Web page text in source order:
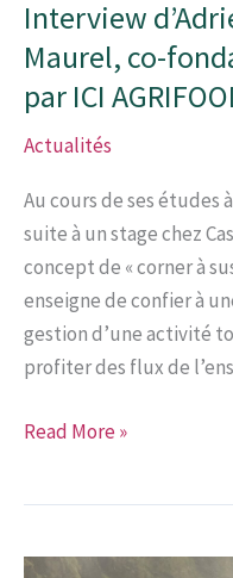
Interview
Maurel, co-
par ICI
Actualités
Au cours de ses études
suite à un stage chez
concept de « corner à
enseigne de confier à
gestion d’une activité
profiter des flux de
Interview
Arthur
Read More »